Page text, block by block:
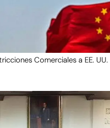
Comerciales a EE. UU.